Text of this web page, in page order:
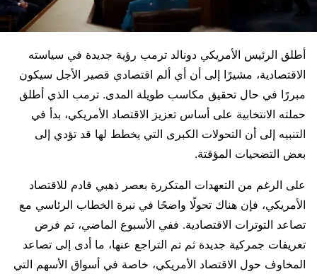
أطلق الرئيس الأمريكي دونالد ترمب رؤية جديدة في سياسته
الاقتصادية، مشيرًا إلى أن أي ألم اقتصادي قصير الأجل سيكون
مبررًا في حال تحقيق مكاسب طويلة المدى. ترمب الذي أطلق
حملته الانتخابية على أساس تعزيز الاقتصاد الأمريكي، بدأ في
التنبيه إلى أن التحولات الكبرى التي يخطط لها قد تؤدي إلى
بعض التضحيات المؤقتة.
على الرغم من التعهدات المتكررة بعصر ذهبي قادم للاقتصاد
الأمريكي، فإن هناك تحولًا واضحًا في نبرة الخطاب الرئاسي مع
تصاعد التوترات الاقتصادية. ففي الأسبوع الماضي، تم فرض
تعريفات جمركية جديدة ثم تم التراجع عنها، ما أدى إلى تصاعد
المخاوف حول الاقتصاد الأمريكي، خاصة في أسواق الأسهم التي